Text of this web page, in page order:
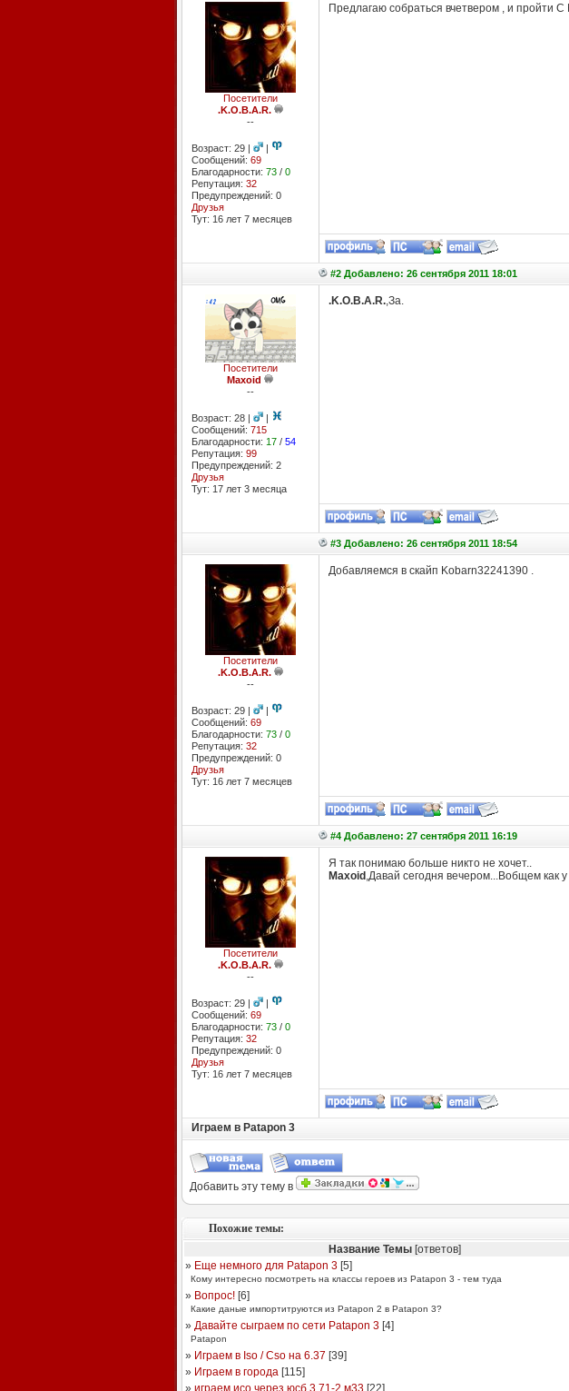
Посетители
.K.O.B.A.R.
--
Возраст: 29 |
|
Сообщений: 69
Благодарности: 73/ 0
Репутация: 32
Предупреждений: 0
Друзья
Тут: 16 лет 7 месяцев
Предлагаю собраться вчетвером , и пройти
#2 Добавлено: 26 сентября 2011 18:01
Посетители
Maxoid
--
Возраст: 28 |
|
Сообщений: 715
Благодарности: 17/ 54
Репутация: 99
Предупреждений: 2
Друзья
Тут: 17 лет 3 месяцa
.K.O.B.A.R.,За.
#3 Добавлено: 26 сентября 2011 18:54
Посетители
.K.O.B.A.R.
--
Возраст: 29 |
|
Сообщений: 69
Благодарности: 73/ 0
Репутация: 32
Предупреждений: 0
Друзья
Тут: 16 лет 7 месяцев
Добавляемся в скайп Kobarn32241390 .
#4 Добавлено: 27 сентября 2011 16:19
Посетители
.K.O.B.A.R.
--
Возраст: 29 |
|
Сообщений: 69
Благодарности: 73/ 0
Репутация: 32
Предупреждений: 0
Друзья
Тут: 16 лет 7 месяцев
Я так понимаю больше никто не хочет..
Maxoid ,Давай сегодня вечером...Вобщем как
Играем в Patapon 3
Добавить эту тему в
Похожие темы:
Название Темы[ответов]
» Еще немного для Patapon 3[5]
Кому интересно посмотреть на классы героев из Patapon 3 - тем туда
» Вопрос![6]
Какие даные импортитруются из Patapon 2 в Patapon 3?
» Давайте сыграем по сети Patapon 3[4]
Patapon
» Играем в Iso / Cso на 6.37 [39]
» Играем в города[115]
» играем исо через юсб 3.71-2 м33[22]